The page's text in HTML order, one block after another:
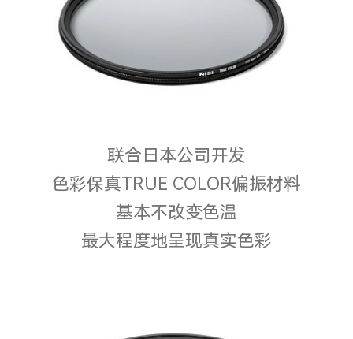
小型化系统
联合日本公司开发
色彩保真TRUE COLOR偏振材料
基本不改变色温
最大程度地呈现真实色彩